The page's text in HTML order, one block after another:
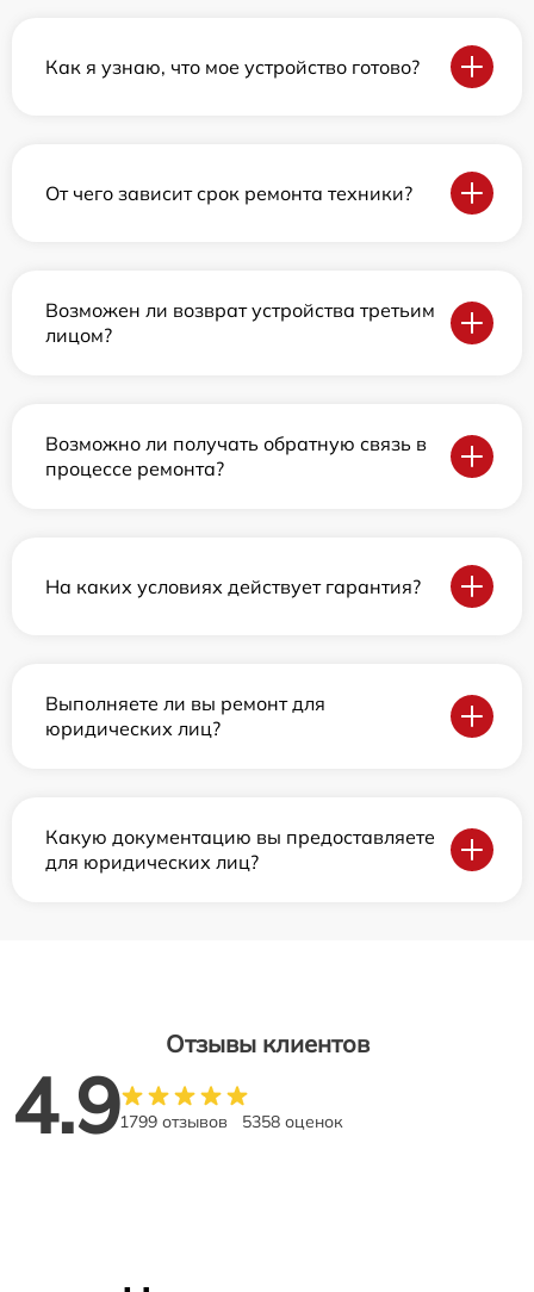
Как я узнаю, что мое устройство готово?
От чего зависит срок ремонта техники?
Возможен ли возврат устройства третьим
лицом?
Возможно ли получать обратную связь в
процессе ремонта?
На каких условиях действует гарантия?
Выполняете ли вы ремонт для
юридических лиц?
Какую документацию вы предоставляете
для юридических лиц?
Отзывы клиентов
4.91799 отзывов 5358 оценок